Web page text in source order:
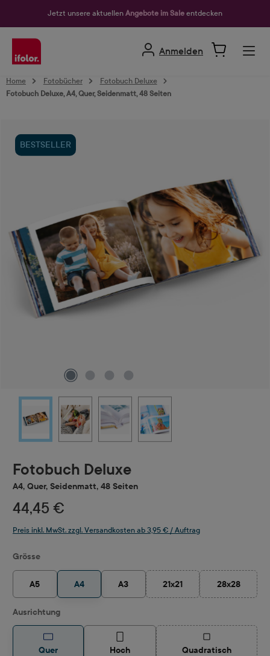
Jetzt unsere aktuellen Angebote im Sale entdecken
Anmelden
Home Fotobücher
Fotobuch Deluxe
Fotobuch Deluxe, A4, Quer, Seidenmatt, 48 Seiten
BESTSELLER
Fotobuch Deluxe
A4, Quer, Seidenmatt, 48 Seiten
44,45 €
Preis inkl. MwSt. zzgl. Versandkosten ab 3,95 € / Auftrag
Grösseauswählen
A5 A4 A3 21x21
(Diese Option ist zurzeit
28x28
(Diese
Ausrichtungauswählen
Quer Hoch Quadratisch(Diese Option ist